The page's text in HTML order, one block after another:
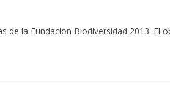
de la Fundación Biodiversidad 2013. El